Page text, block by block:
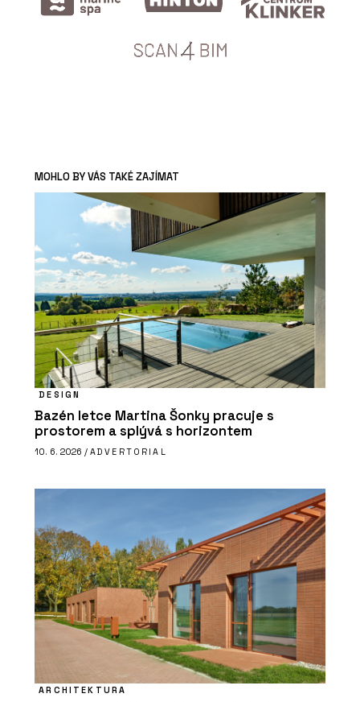
MOHLO BY VÁS TAKÉ ZAJÍMAT
DESIGN
Bazén letce Martina Šonky pracuje s
prostorem a splývá s horizontem
10. 6. 2026 / ADVERTORIAL
ARCHITEKTURA